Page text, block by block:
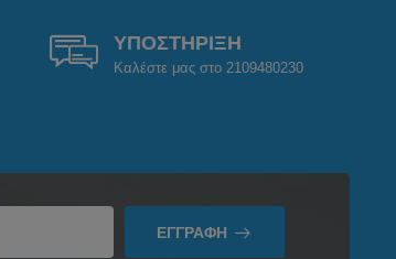
ΥΠΟΣΤΗΡΙΞΗ
Καλέστε μας στο 2109480230
ΕΓΓΡΑΦΉ